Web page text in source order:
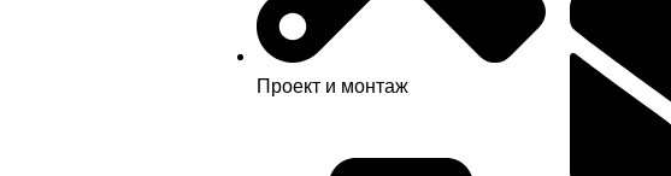
Проект и монтаж